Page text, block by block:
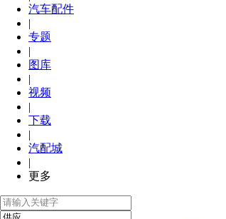
汽车配件
|
专题
|
图库
|
视频
|
下载
|
汽配城
|
更多